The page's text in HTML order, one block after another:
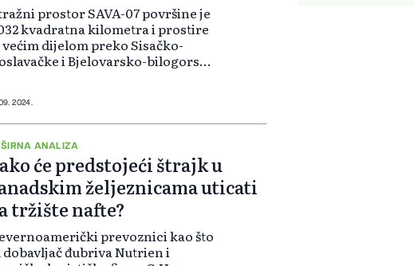
prostor SAVA-07 površine je
kvadratna kilometra i prostire
većim dijelom preko Sisačko-
i Bjelovarsko-bilogorske
u priopćenju Agencije za u...
2024.
ANALIZA
će predstojeći štrajk u
željeznicama uticati
tržište nafte?
prevoznici kao što
dobavljač đubriva Nutrien i